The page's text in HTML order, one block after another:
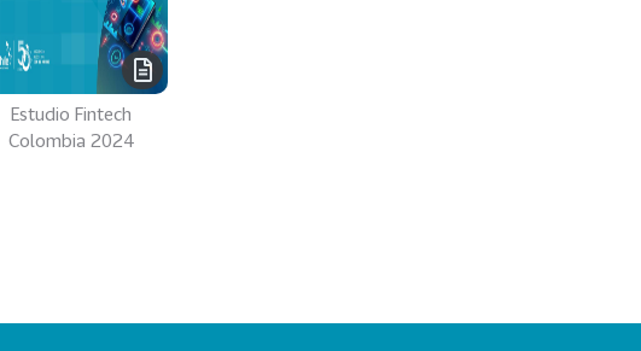
Estudio Fintech
Colombia 2024